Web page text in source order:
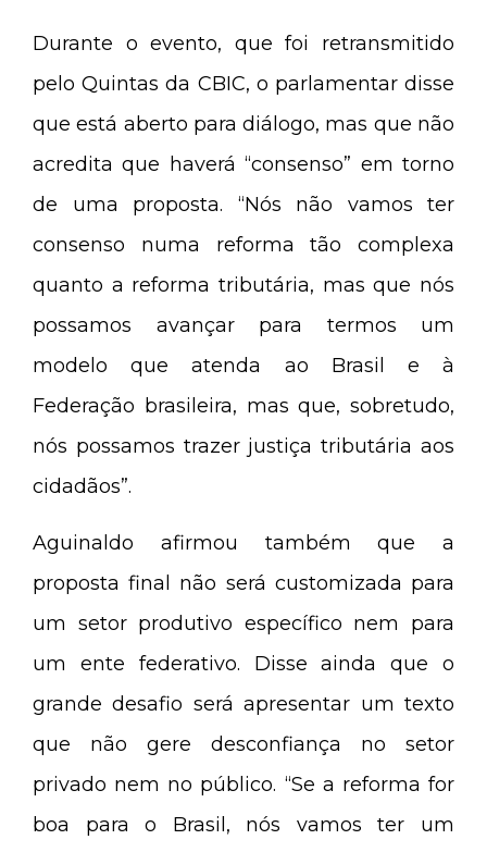
Durante o evento, que foi retransmitido
pelo Quintas da CBIC, o parlamentar disse
que está aberto para diálogo, mas que não
acredita que haverá “consenso” em torno
de uma proposta. “Nós não vamos ter
consenso numa reforma tão complexa
quanto a reforma tributária, mas que nós
possamos avançar para termos um
modelo que atenda ao Brasil e à
Federação brasileira, mas que, sobretudo,
nós possamos trazer justiça tributária aos
cidadãos”.
Aguinaldo afirmou também que a
proposta final não será customizada para
um setor produtivo específico nem para
um ente federativo. Disse ainda que o
grande desafio será apresentar um texto
que não gere desconfiança no setor
privado nem no público. “Se a reforma for
boa para o Brasil, nós vamos ter um